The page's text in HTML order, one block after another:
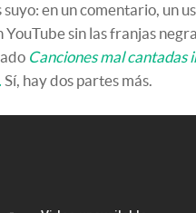
en un comentario, un
YouTube sin las franjas
Canciones mal cantadas
Sí, hay dos partes más.